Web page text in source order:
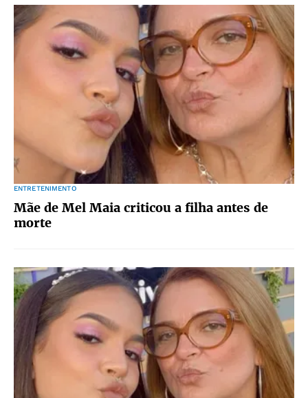
ENTRETENIMENTO
Mãe de Mel Maia criticou a filha antes de
morte